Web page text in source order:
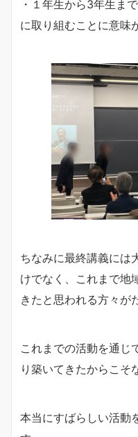
・１年生から3年生ま
に取り組むことに意味
ちなみに最終講義には
けでなく、これまで地
きたと思われる方々が
これまでの活動を通じ
り築いてきたからこそ
本当にすばらしい活動